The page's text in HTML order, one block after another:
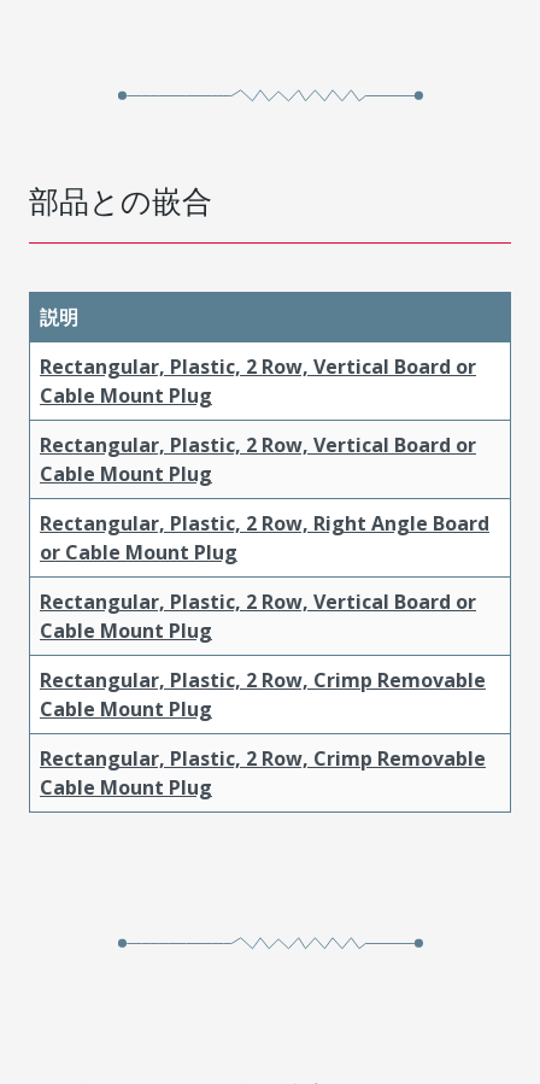
部品との嵌合
説明
Rectangular, Plastic, 2 Row, Vertical Board or
Cable Mount Plug
Rectangular, Plastic, 2 Row, Vertical Board or
Cable Mount Plug
Rectangular, Plastic, 2 Row, Right Angle Board
or Cable Mount Plug
Rectangular, Plastic, 2 Row, Vertical Board or
Cable Mount Plug
Rectangular, Plastic, 2 Row, Crimp Removable
Cable Mount Plug
Rectangular, Plastic, 2 Row, Crimp Removable
Cable Mount Plug